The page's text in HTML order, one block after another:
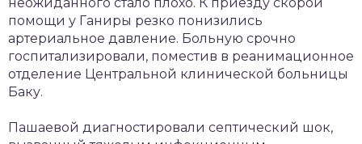
неожиданного стало плохо. К приезду скорой
помощи у Ганиры резко понизились
артериальное давление. Больную срочно
госпитализировали, поместив в реанимационное
отделение Центральной клинической больницы
Баку.
Пашаевой диагностировали септический шок,